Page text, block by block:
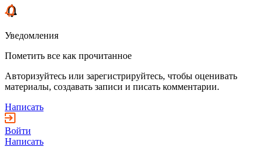
Уведомления
Пометить все как прочитанное
Авторизуйтесь или зарегистрируйтесь, чтобы оценивать
материалы, создавать записи и писать комментарии.
Написать
Войти
Написать